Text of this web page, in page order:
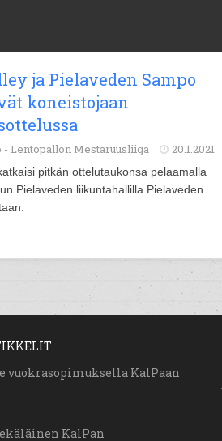
ja Pielaveden Sampo
koneistojaan
- Lentopallon Mestaruusliiga 20.1.2021
pitkän ottelutaukonsa pelaamalla
Pielaveden liikuntahallilla Pielaveden
vuokrasopimuksella KalPaan
KalPan